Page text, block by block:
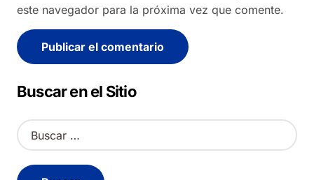
este navegador para la próxima vez que comente.
Alternative:
Buscar en el Sitio
B
u
c